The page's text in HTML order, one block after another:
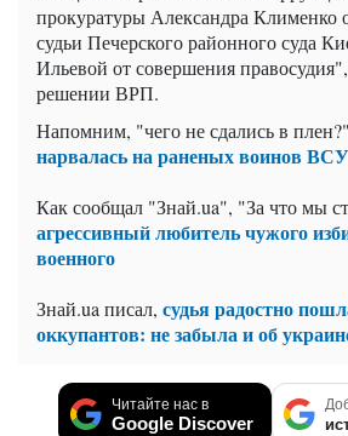
прокуратуры Александра Клименко
судьи Печерского районного суда
Ильевой от совершения
решении ВРП.
Напомним, "чего не сдались в
нарвалась на раненых воинов
Как сообщал "Знай.ua", "За что мы
агрессивный любитель чужого
военного
Знай.ua писал, судья радостно
оккупантов: не забыла и об
Читайте нас в
Google Discover